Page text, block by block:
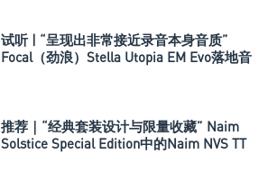
试听 | “呈现出非常接近录音本身音质”
Focal（劲浪）Stella Utopia EM Evo落地音
推荐｜“经典套装设计与限量收藏” Naim
Solstice Special Edition中的Naim NVS TT